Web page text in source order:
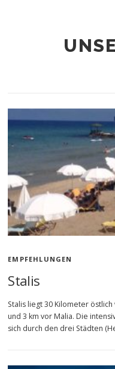
EMPFEHLUNGEN
Stalis
Stalis liegt 30 Kilometer
und 3 km vor Malia. Die
sich durch den drei Städten